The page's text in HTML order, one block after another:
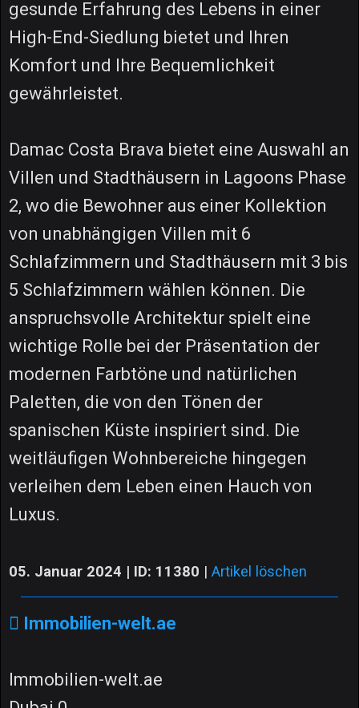
gesunde Erfahrung des Lebens in einer
High-End-Siedlung bietet und Ihren
Komfort und Ihre Bequemlichkeit
gewährleistet.
Damac Costa Brava bietet eine Auswahl an
Villen und Stadthäusern in Lagoons Phase
2, wo die Bewohner aus einer Kollektion
von unabhängigen Villen mit 6
Schlafzimmern und Stadthäusern mit 3 bis
5 Schlafzimmern wählen können. Die
anspruchsvolle Architektur spielt eine
wichtige Rolle bei der Präsentation der
modernen Farbtöne und natürlichen
Paletten, die von den Tönen der
spanischen Küste inspiriert sind. Die
weitläufigen Wohnbereiche hingegen
verleihen dem Leben einen Hauch von
Luxus.
05. Januar 2024 | ID: 11380 | Artikel löschen
Immobilien-welt.ae
Immobilien-welt.ae